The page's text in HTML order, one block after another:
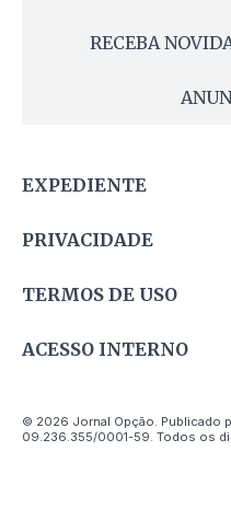
RECEBA
EXPEDIENTE
PRIVACIDADE
TERMOS DE USO
ACESSO INTERNO
© 2026 Jornal Opção. Publicado
09.236.355/0001-59. Todos os